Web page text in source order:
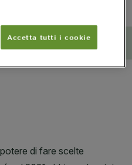
e sociale
Accetta tutti i cookie